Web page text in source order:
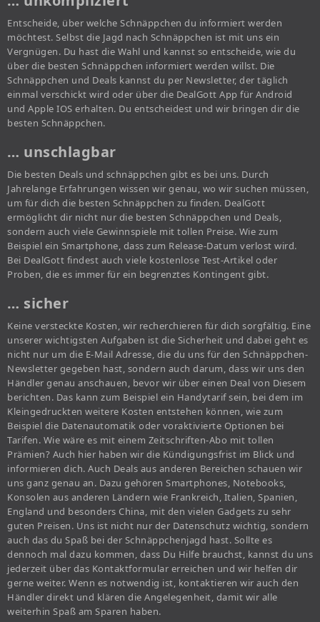
Entscheide, über welche Schnäppchen du informiert werden
möchtest. Selbst die Jagd nach Schnäppchen ist mit uns ein
Vergnügen. Du hast die Wahl und kannst so entscheide, wie du
über die besten Schnäppchen informiert werden willst. Die
Schnäppchen und Deals kannst du per Newsletter, der täglich
einmal verschickt wird oder über die DealGott App für Android
und Apple IOS erhalten. Du entscheidest und wir bringen dir die
besten Schnäppchen.
… unschlagbar
Die besten Deals und schnäppchen gibt es bei uns. Durch
Jahrelange Erfahrungen wissen wir genau, wo wir suchen müssen,
um für dich die besten Schnäppchen zu finden. DealGott
ermöglicht dir nicht nur die besten Schnäppchen und Deals,
sondern auch viele Gewinnspiele mit tollen Preise. Wie zum
Beispiel ein Smartphone, dass zum Release-Datum verlost wird.
Bei DealGott findest auch viele kostenlose Test-Artikel oder
Proben, die es immer für ein begrenztes Kontingent gibt.
… sicher
Keine versteckte Kosten, wir recherchieren für dich sorgfältig. Eine
unserer wichtigsten Aufgaben ist die Sicherheit und dabei geht es
nicht nur um die E-Mail Adresse, die du uns für den Schnäppchen-
Newsletter gegeben hast, sondern auch darum, dass wir uns den
Händler genau anschauen, bevor wir über einen Deal von Diesem
berichten. Das kann zum Beispiel ein Handytarif sein, bei dem im
Kleingedruckten weitere Kosten entstehen können, wie zum
Beispiel die Datenautomatik oder voraktivierte Optionen bei
Tarifen. Wie wäre es mit einem Zeitschriften-Abo mit tollen
Prämien? Auch hier haben wir die Kündigungsfrist im Blick und
informieren dich. Auch Deals aus anderen Bereichen schauen wir
uns ganz genau an. Dazu gehören Smartphones, Notebooks,
Konsolen aus anderen Ländern wie Frankreich, Italien, Spanien,
England und besonders China, mit den vielen Gadgets zu sehr
guten Preisen. Uns ist nicht nur der Datenschutz wichtig, sondern
auch das du Spaß bei der Schnäppchenjagd hast. Sollte es
dennoch mal dazu kommen, dass Du Hilfe brauchst, kannst du uns
jederzeit über das Kontaktformular erreichen und wir helfen dir
gerne weiter. Wenn es notwendig ist, kontaktieren wir auch den
Händler direkt und klären die Angelegenheit, damit wir alle
weiterhin Spaß am Sparen haben.